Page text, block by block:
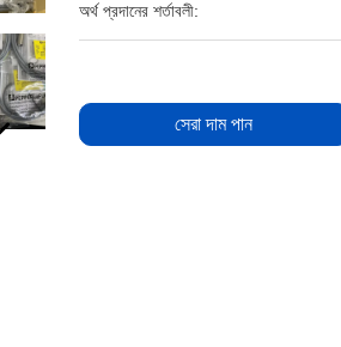
অর্থ প্রদানের শর্তাবলী:
সেরা দাম পান